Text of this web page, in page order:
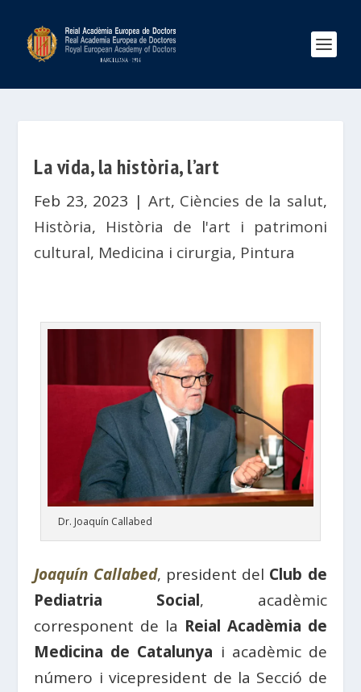
La vida, la història, l’art
Feb 23, 2023 | Art, Ciències de la salut,
Història, Història de l'art i patrimoni
cultural, Medicina i cirurgia, Pintura
Dr. Joaquín Callabed
Joaquín Callabed, president del Club de
Pediatria Social, acadèmic
corresponent de la Reial Acadèmia de
Medicina de Catalunya i acadèmic de
número i vicepresident de la Secció de